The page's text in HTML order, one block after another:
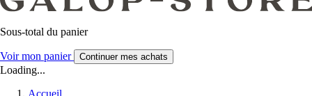
Sous-total du panier
Voir mon panier Continuer mes achats
Loading...
Accueil